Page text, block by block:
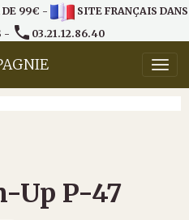
DE 99€ -
SITE FRANÇAIS DANS
-
03.21.12.86.40
Up P-47